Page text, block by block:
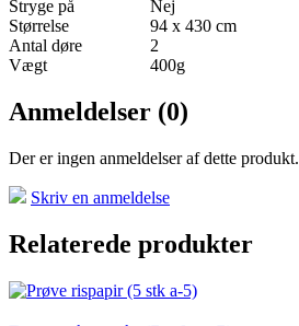
Stryge på
Nej
Størrelse
94 x 430 cm
Antal døre
2
Vægt
400g
Anmeldelser (0)
Der er ingen anmeldelser af dette produkt.
e-mailSkriv en anmeldelse
Relaterede produkter